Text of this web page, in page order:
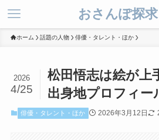
おさんぽ探
ホーム 話題の人物 俳優・タレント・ほか
松田悟志は絵が上
出身地プロフィー
2026
4/25
俳優・タレント・ほか 2026年3月12日